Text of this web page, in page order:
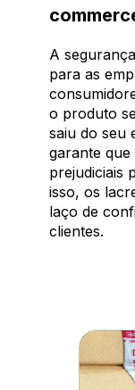
A
para as
o produto
saiu do seu
garante que
prejudiciais
isso, os
laço de
clientes.